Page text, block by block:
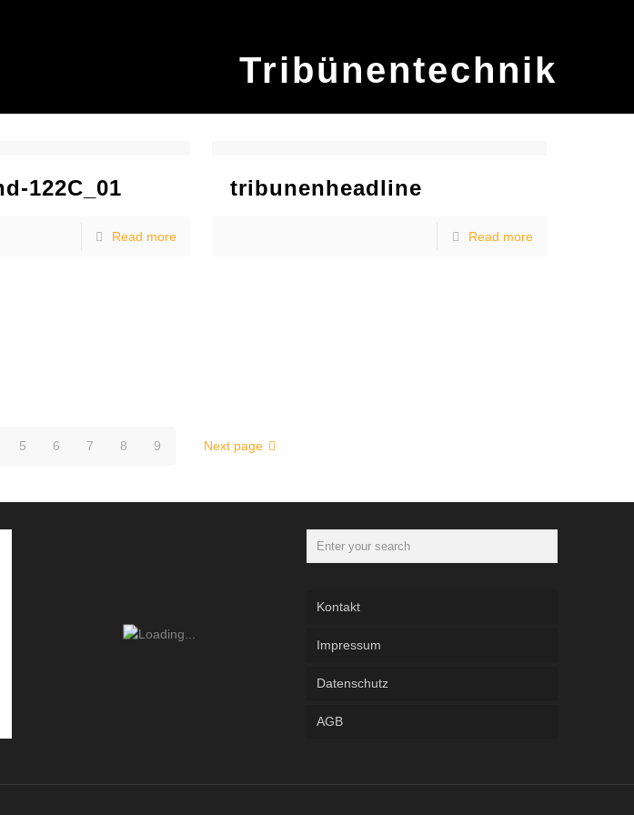
Tribünentechnik
122C_01
Read more
tribunenheadline
Read more
5 6 7 8 9 Next page
Kontakt
Impressum
Datenschutz
AGB